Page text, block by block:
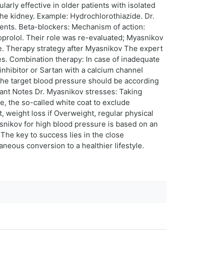
effective in older patients with isolated
kidney. Example: Hydrochlorothiazide. Dr.
Beta-blockers: Mechanism of action:
Their role was re-evaluated; Myasnikov
Therapy strategy after Myasnikov The expert
Combination therapy: In case of inadequate
or Sartan with a calcium channel
target blood pressure should be according
Notes Dr. Myasnikov stresses: Taking
the so-called white coat to exclude
weight loss if Overweight, regular physical
for high blood pressure is based on an
key to success lies in the close
conversion to a healthier lifestyle.